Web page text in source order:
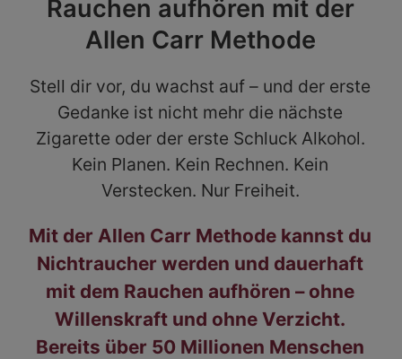
Rauchen aufhören mit der
Allen Carr Methode
Stell dir vor, du wachst auf – und der erste
Gedanke ist nicht mehr die nächste
Zigarette oder der erste Schluck Alkohol.
Kein Planen. Kein Rechnen. Kein
Verstecken. Nur Freiheit.
Mit der Allen Carr Methode kannst du
Nichtraucher werden und dauerhaft
mit dem Rauchen aufhören – ohne
Willenskraft und ohne Verzicht.
Bereits über 50 Millionen Menschen